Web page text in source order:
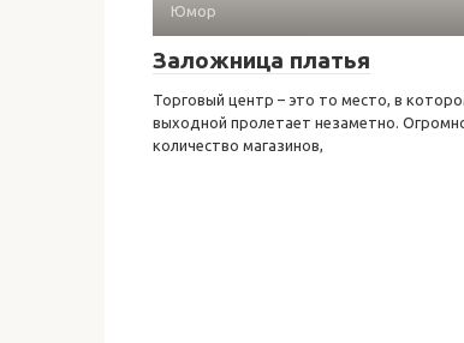
Юмор
Заложница платья
Торговый центр – это то место, в
выходной пролетает незаметно.
количество магазинов,